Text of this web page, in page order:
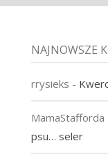
NAJNOWSZE
rrysieks -
MamaStafforda
psu… seler